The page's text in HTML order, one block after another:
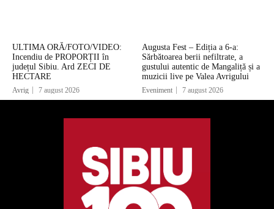
ULTIMA ORĂ/FOTO/VIDEO:
Incendiu de PROPORȚII în
județul Sibiu. Ard ZECI DE
HECTARE
Avrig 7 august 2026
Augusta Fest – Ediția a 6-a:
Sărbătoarea berii nefiltrate, a
gustului autentic de Mangaliță și a
muzicii live pe Valea Avrigului
Eveniment 7 august 2026